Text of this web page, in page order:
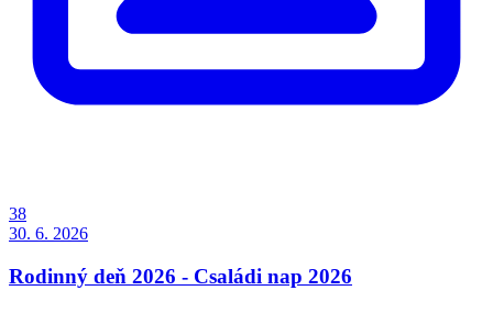
38
30. 6. 2026
Rodinný deň 2026 - Családi nap 2026